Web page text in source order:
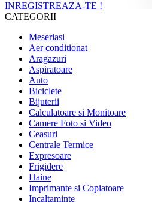
INREGISTREAZA-TE !
CATEGORII
Meseriasi
Aer conditionat
Aragazuri
Aspiratoare
Auto
Biciclete
Bijuterii
Calculatoare si Monitoare
Camere Foto si Video
Ceasuri
Centrale Termice
Expresoare
Frigidere
Haine
Imprimante si Copiatoare
Incaltaminte